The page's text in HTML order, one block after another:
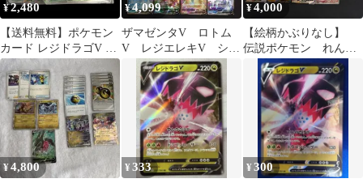
¥2,480
【送料無料】ポケモン
カード レジドラゴV SR
4枚セット エクストラ
バトル
¥4,099
ザマゼンタV ロトム
V レジエレキV シャ
ンデラV SR まとめ
売り
¥4,000
【絵柄かぶりなし】
伝説ポケモン れんげ
きウーラオス いちげ
きウーラオス ダク
マ レジエレキ ラブ
トロス チオンジェ
ン レジドラゴ まと
め売り pokemon
¥4,800 ¥333 ¥300